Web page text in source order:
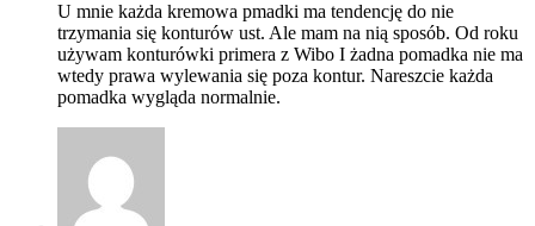
U mnie każda kremowa pmadki ma tendencję do nie
trzymania się konturów ust. Ale mam na nią sposób. Od roku
używam konturówki primera z Wibo I żadna pomadka nie ma
wtedy prawa wylewania się poza kontur. Nareszcie każda
pomadka wygląda normalnie.